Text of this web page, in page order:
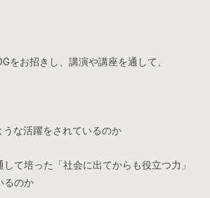
をお招きし、講演や講座を通して、
うな活躍をされているのか
して培った「社会に出てからも役立つ力」
るのか